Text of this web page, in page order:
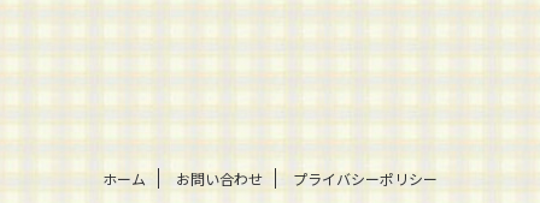
ホーム お問い合わせ プライバシーポリシー